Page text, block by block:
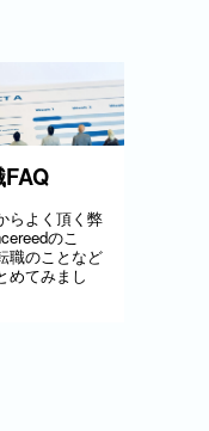
らよく頂く弊
のこ
職のことなど
めてみまし